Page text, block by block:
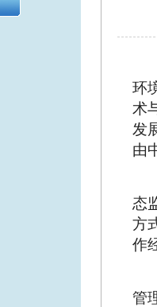
环
术
发
由
态
方
作
管